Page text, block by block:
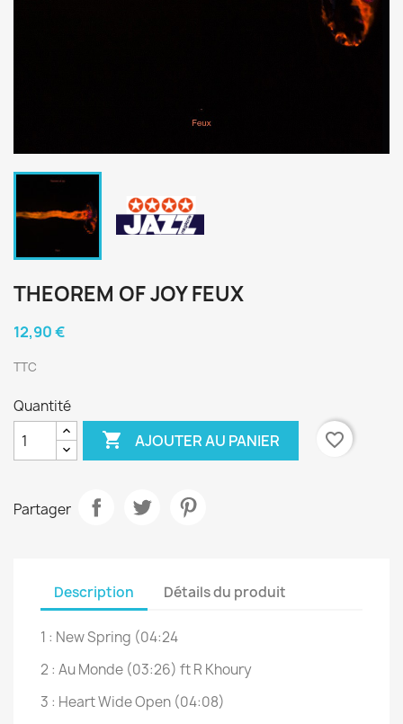
THEOREM OF JOY FEUX
12,90 €
TTC
Quantité
 AJOUTER AU PANIER favorite_border
Partager
Description Détails du produit
1 : New Spring (04:24
2 : Au Monde (03:26) ft R Khoury
3 : Heart Wide Open (04:08)